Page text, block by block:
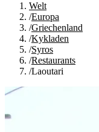
Welt
/Europa
/Griechenland
/Kykladen
/Syros
/Restaurants
/Laoutari